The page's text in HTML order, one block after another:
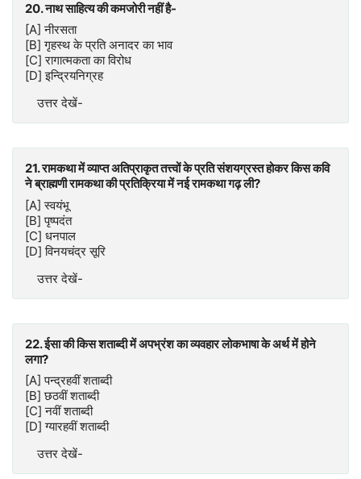
20. नाथ साहित्य की कमजोरी नहीं है-
[A] नीरसता
[B] गृहस्थ के प्रति अनादर का भाव
[C] रागात्मकता का विरोध
[D] इन्द्रियनिग्रह
उत्तर देखें-
21. रामकथा में व्याप्त अतिप्राकृत तत्त्वों के प्रति संशयग्रस्त होकर किस कवि
ने ब्राह्मणी रामकथा की प्रतिक्रिया में नई रामकथा गढ़ ली?
[A] स्वयंभू
[B] पृष्पदंत
[C] धनपाल
[D] विनयचंद्र सूरि
उत्तर देखें-
22. ईसा की किस शताब्दी में अपभ्रंश का व्यवहार लोकभाषा के अर्थ में होने
लगा?
[A] पन्द्रहवीं शताब्दी
[B] छठवीं शताब्दी
[C] नवीं शताब्दी
[D] ग्यारहवीं शताब्दी
उत्तर देखें-